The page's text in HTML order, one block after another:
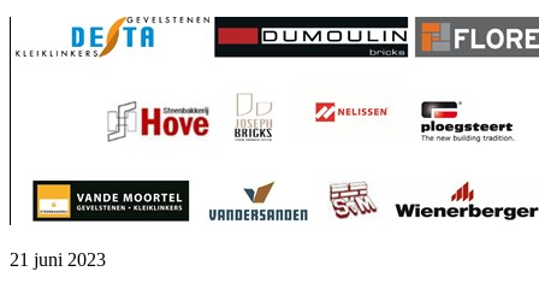
21 juni 2023